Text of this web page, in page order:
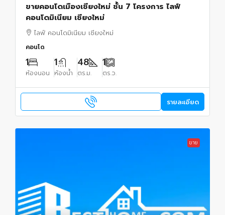
ขายคอนโดเมืองเชียงใหม่ ชั้น 7 โครงการ ไลฟ์
คอนโดมิเนียม เชียงใหม่
ไลฟ์ คอนโดมิเนียม เชียงใหม่
คอนโด
1
ห้องนอน
1
ห้องน้ำ
48
ตร.ม.
1
ตร.ว.
รายละเอียด
ขาย